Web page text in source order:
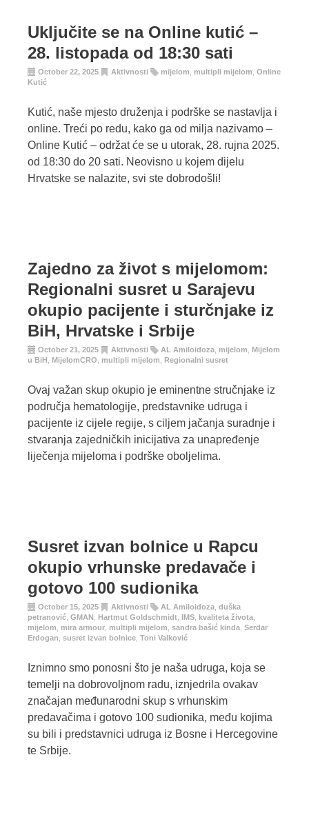
Uključite se na Online kutić –
28. listopada od 18:30 sati
October 22, 2025 Aktivnosti mijelom multipli mijelom Online
Kutić
Kutić, naše mjesto druženja i podrške se nastavlja i
online. Treći po redu, kako ga od milja nazivamo –
Online Kutić – održat će se u utorak, 28. rujna 2025.
od 18:30 do 20 sati. Neovisno u kojem dijelu
Hrvatske se nalazite, svi ste dobrodošli!
Zajedno za život s mijelomom:
Regionalni susret u Sarajevu
okupio pacijente i sturčnjake iz
BiH, Hrvatske i Srbije
October 21, 2025 Aktivnosti AL Amiloidoza mijelom
Mijelom
u BiH
MijelomCRO multipli mijelom Regionalni susret
Ovaj važan skup okupio je eminentne stručnjake iz
područja hematologije, predstavnike udruga i
pacijente iz cijele regije, s ciljem jačanja suradnje i
stvaranja zajedničkih inicijativa za unapređenje
liječenja mijeloma i podrške oboljelima.
Susret izvan bolnice u Rapcu
okupio vrhunske predavače i
gotovo 100 sudionika
October 15, 2025 Aktivnosti AL Amiloidoza duška
petranović GMAN Hartmut Goldschmidt IMS kvaliteta života
mijelom
mira armour multipli mijelom sandra bašić kinda Serdar
Erdogan susret izvan bolnice Toni Valković
Iznimno smo ponosni što je naša udruga, koja se
temelji na dobrovoljnom radu, iznjedrila ovakav
značajan međunarodni skup s vrhunskim
predavačima i gotovo 100 sudionika, među kojima
su bili i predstavnici udruga iz Bosne i Hercegovine
te Srbije.